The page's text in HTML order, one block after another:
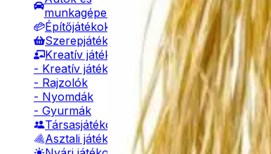
munkagépek
Építőjátékok
Szerepjátékok
Kreatív játékok
- Kreatív játékok
- Rajzolók
- Nyomdák
- Gyurmák
Társasjátékok
Asztali játékok